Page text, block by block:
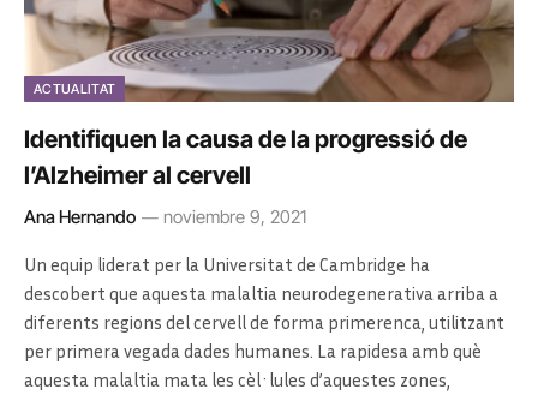
ACTUALITAT
Identifiquen la causa de la progressió de
l’Alzheimer al cervell
Ana Hernando noviembre 9, 2021
Un equip liderat per la Universitat de Cambridge ha
descobert que aquesta malaltia neurodegenerativa arriba a
diferents regions del cervell de forma primerenca, utilitzant
per primera vegada dades humanes. La rapidesa amb què
aquesta malaltia mata les cèl·lules d’aquestes zones,